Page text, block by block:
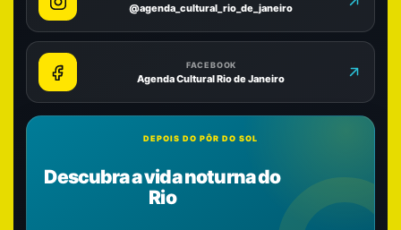
@agenda_cultural_rio_de_janeiro
FACEBOOK
Agenda Cultural Rio de Janeiro
DEPOIS DO PÔR DO SOL
Descubra a vida noturna do
Rio